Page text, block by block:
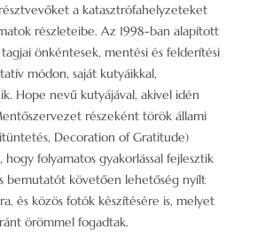
a katasztrófahelyzeteket
részleteibe. Az 1998-ban alapított
önkéntesek, mentési és felderítési
módon, saját kutyáikkal,
Hope nevű kutyájával, akivel idén
részeként török állami
Decoration of Gratitude)
folyamatos gyakorlással fejlesztik
bemutatót követően lehetőség nyílt
és közös fotók készítésére is, melyet
örömmel fogadtak.